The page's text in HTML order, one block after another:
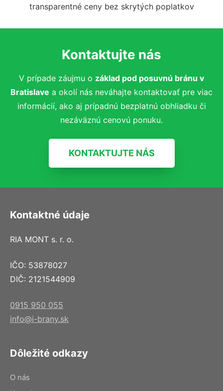
transparentné ceny bez skrytých poplatkov
Kontaktujte nás
V prípade záujmu o základ pod posuvnú bránu v
Bratislave a okolí nás neváhajte kontaktovať pre viac
informácií, ako aj prípadnú bezplatnú obhliadku či
nezáväznú cenovú ponuku.
KONTAKTUJTE NÁS
Kontaktné údaje
RIA MONT s. r. o.
IČO: 53878027
DIČ: 2121544909
0915 950 055
info@i-brany.sk
Dôležité odkazy
O nás